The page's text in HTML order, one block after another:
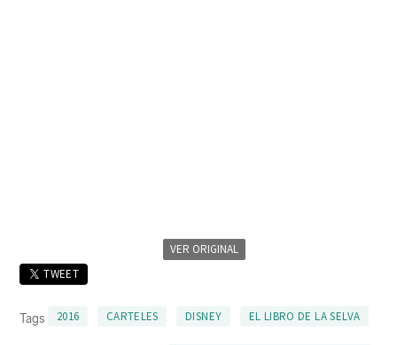
VER ORIGINAL
TWEET
Tags 2016 CARTELES DISNEY EL LIBRO DE LA SELVA